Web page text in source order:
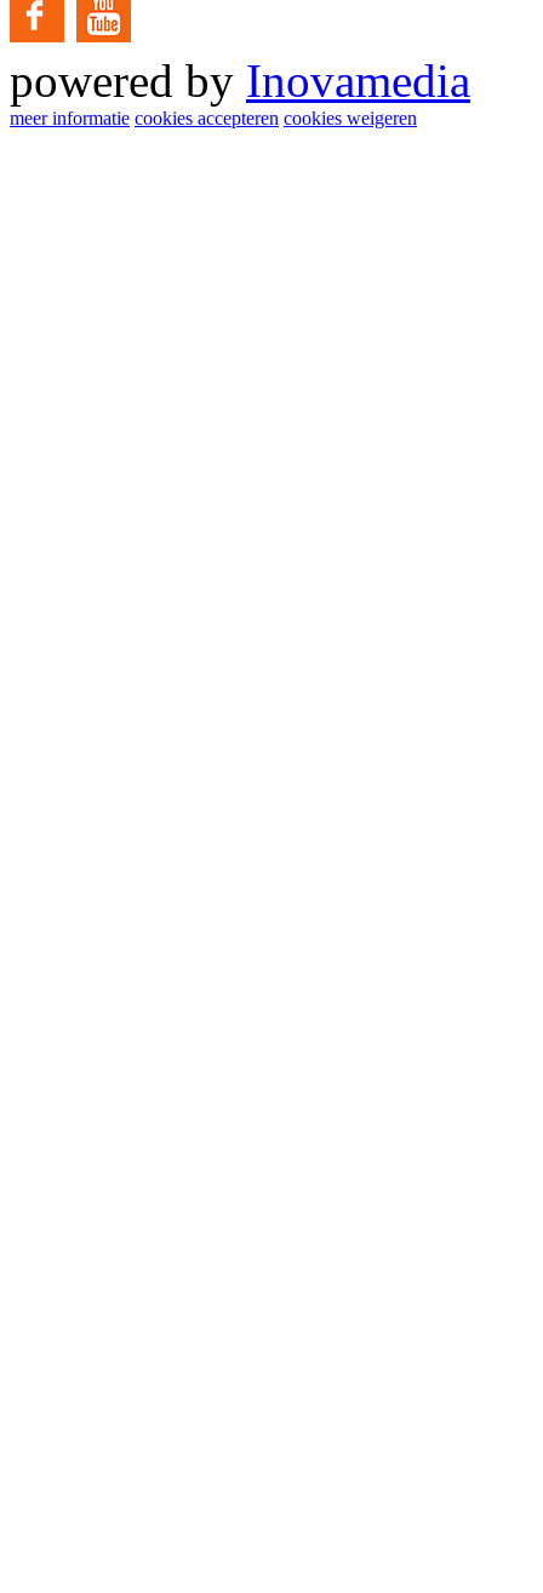
powered by Inovamedia
meer informatie cookies accepteren cookies weigeren